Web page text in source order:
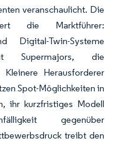
veranschaulicht. Die
die Marktführer:
Digital-Twin-Systeme
Supermajors, die
Kleinere Herausforderer
Spot-Möglichkeiten in
ihr kurzfristiges Modell
gegenüber
treibt den